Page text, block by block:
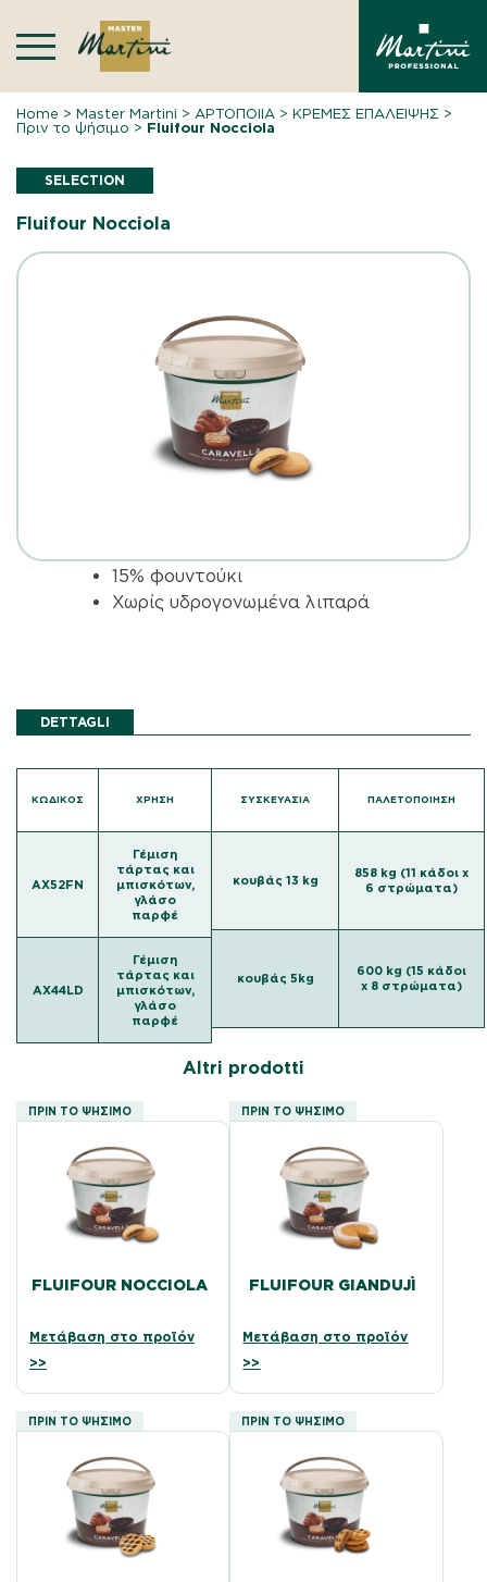
content
Home >Master Martini >ΑΡΤΟΠΟΙΙΑ >ΚΡΕΜΕΣ ΕΠΑΛΕΙΨΗΣ >
Πριν το ψήσιμο > Fluifour Nocciola
SELECTION
Fluifour Nocciola
15% φουντούκι
Χωρίς υδρογονωμένα λιπαρά
DETTAGLI
ΚΩΔΙΚΌΣ ΧΡΗΣΗ
AX52FN
Γέμιση
τάρτας και
μπισκότων,
γλάσο
παρφέ
AX44LD
Γέμιση
τάρτας και
μπισκότων,
γλάσο
παρφέ
ΣΥΣΚΕΥΑΣΙΑ ΠΑΛΕΤΟΠΟΙΗΣΗ
κουβάς 13 kg
858 kg (11 κάδοι x
6 στρώματα)
κουβάς 5kg
600 kg (15 κάδοι
x 8 στρώματα)
Altri prodotti
ΠΡΙΝ ΤΟ ΨΉΣΙΜΟ
FLUIFOUR NOCCIOLA
Μετάβαση στο προϊόν
>>
ΠΡΙΝ ΤΟ ΨΉΣΙΜΟ
FLUIFOUR GIANDUJÌ
Μετάβαση στο προϊόν
>>
ΠΡΙΝ ΤΟ ΨΉΣΙΜΟ ΠΡΙΝ ΤΟ ΨΉΣΙΜΟ